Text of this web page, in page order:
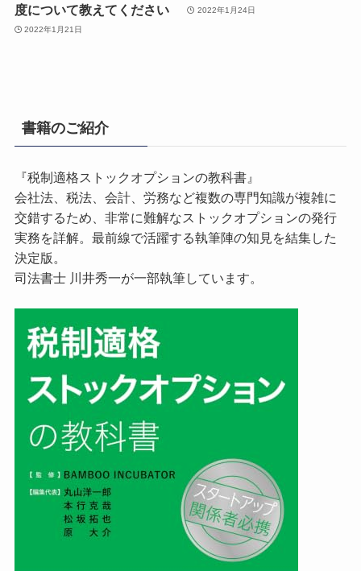
度について教えてください
2022年1月21日
2022年1月24日
書籍のご紹介
『税制適格ストックオプションの教科書』
会社法、税法、会計、労務など複数の専門知識が複雑に
交錯するため、非常に難解なストックオプションの発行
実務を詳解。最前線で活躍する執筆陣の知見を結集した
決定版。
司法書士 川井秀一が一部執筆しています。